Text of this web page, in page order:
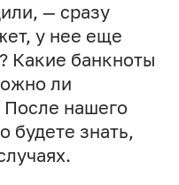
— сразу
у нее еще
Какие банкноты
ли
После нашего
будете знать,